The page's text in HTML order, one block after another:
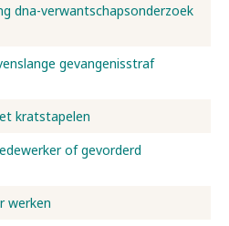
dna-verwantschapsonderzoek
gevangenisstraf
kratstapelen
of gevorderd
werken